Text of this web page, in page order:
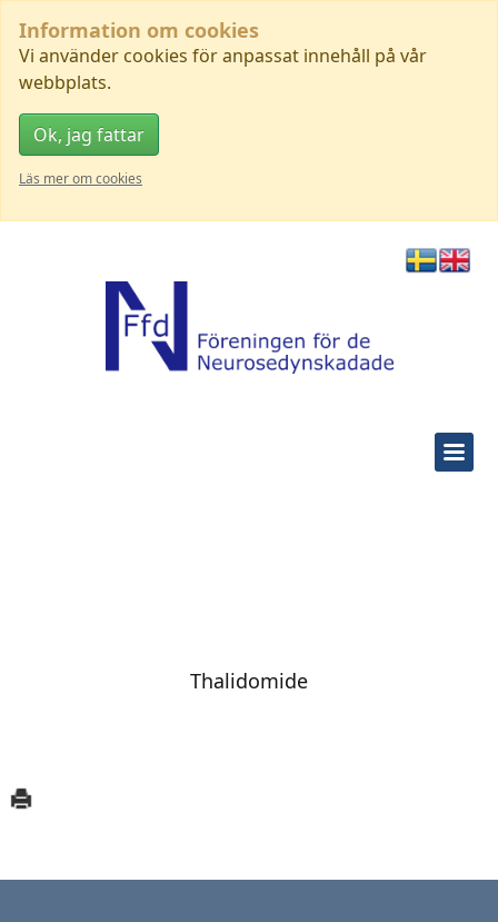
Information om cookies
Vi använder cookies för anpassat innehåll på vår
webbplats.
Ok, jag fattar
Läs mer om cookies
Thalidomide